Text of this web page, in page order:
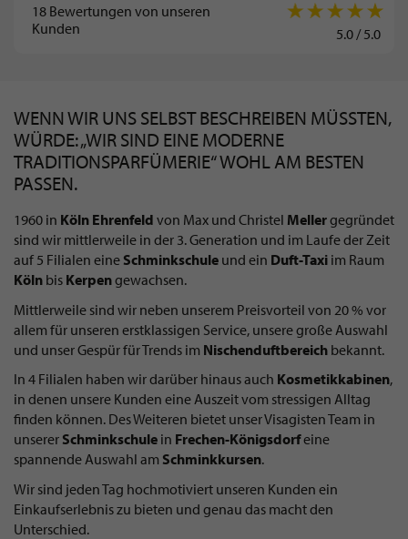
18 Bewertungen von unseren
Kunden
5.0/5.0
WENN WIR UNS SELBST BESCHREIBEN MÜSSTEN,
WÜRDE: „WIR SIND EINE MODERNE
TRADITIONSPARFÜMERIE“ WOHL AM BESTEN
PASSEN.
1960 in Köln Ehrenfeld von Max und Christel Mellergegründet
sind wir mittlerweile in der 3. Generation und im Laufe der Zeit
auf 5 Filialen eine Schminkschule und ein Duft-Taxi im Raum
Köln bis Kerpengewachsen.
Mittlerweile sind wir neben unserem Preisvorteil von 20 % vor
allem für unseren erstklassigen Service, unsere große Auswahl
und unser Gespür für Trends im Nischenduftbereich bekannt.
In 4 Filialen haben wir darüber hinaus auch Kosmetikkabinen,
in denen unsere Kunden eine Auszeit vom stressigen Alltag
finden können. Des Weiteren bietet unser Visagisten Team in
unserer Schminkschule in Frechen-Königsdorfeine
spannende Auswahl am Schminkkursen.
Wir sind jeden Tag hochmotiviert unseren Kunden ein
Einkaufserlebnis zu bieten und genau das macht den
Unterschied.